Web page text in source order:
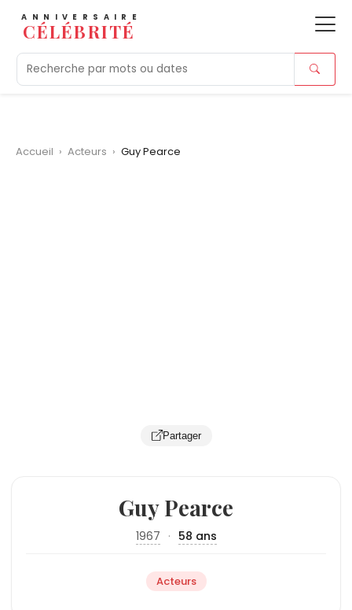
ANNIVERSAIRE
CÉLÉBRITÉ
Aujourd'hui Tendances Morts
Accueil › Acteurs › Guy Pearce
Partager
Guy Pearce
1967 · 58 ans
Acteurs